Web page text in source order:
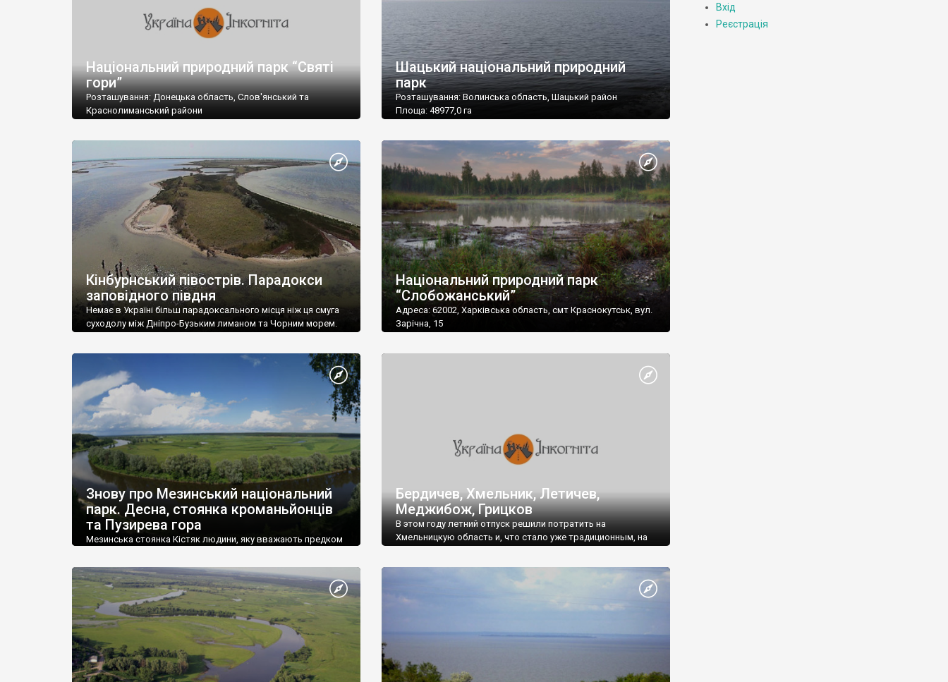
Національний природний парк “Святі
гори”
Розташування: Донецька область, Слов'янський та
Краснолиманський райони
Поштова адреса: 84130, Донецька обл., Слов'янський р-н, с.
Богородичне, Теплинське лісництво, вул. 60-річчя Жовтня,
1.
Телефон: (06262) 5-54-57; Факс: (06262) 5-56-56
E-mail: svgor@onlineplus.dn.ua
Шацький національний природний
парк
Розташування: Волинська область, Шацький район
Площа: 48977,0 га
Поштова адреса: 44021, Волинська обл., Шацький р-н, с.
Світязь, вул. Жовтнева
Тел./факс: (03355) 2-32-76; 2-30-43
E-mail: shpark@sh.lt.ukrtel.ne
Кінбурнський півострів. Парадокси
заповідного півдня
Немає в Україні більш парадоксального місця ніж ця смуга
суходолу між Дніпро-Бузьким лиманом та Чорним морем.
Національний природний парк
“Слобожанський”
Адреса: 62002, Харківська область, смт Краснокутськ, вул.
Зарічна, 15
Знову про Мезинський національний
парк. Десна, стоянка кроманьйонців
та Пузирева гора
Мезинська стоянка Кістяк людини, яку вважають предком
Маньйон (Cro-Magnon) у французькому департаменті
Дордонь.
Бердичев, Хмельник, Летичев,
Меджибож, Грицков
В этом году летний отпуск решили потратить на
Хмельницкую область и, что стало уже традиционным, на
района, за что огромное спасибо Оле Малюте. Село
расположено на территории Национального парка
"Подільські Товтри". Очень удобно добираться до основных
проехали 464км. Дороги более-менее приличные.
Вхід
Реєстрація